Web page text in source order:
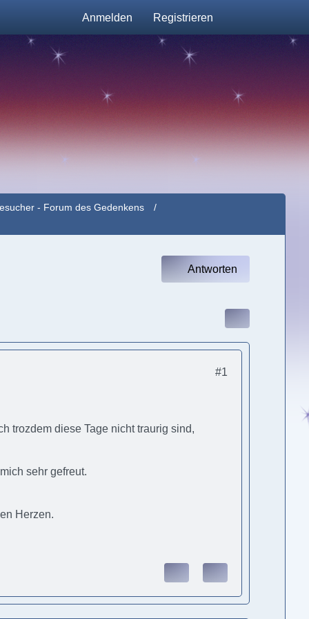
Anmelden Registrieren
- Forum des Gedenkens
Antworten
#1
trozdem diese Tage nicht traurig sind,
sehr gefreut.
Herzen.